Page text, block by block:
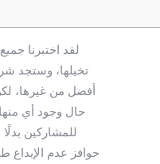
لقد اختبرنا
تخيلها، وستجد
أفضل من غيرها،
حال وجود أي
للمشاركين
حوافز عدم الإيداع